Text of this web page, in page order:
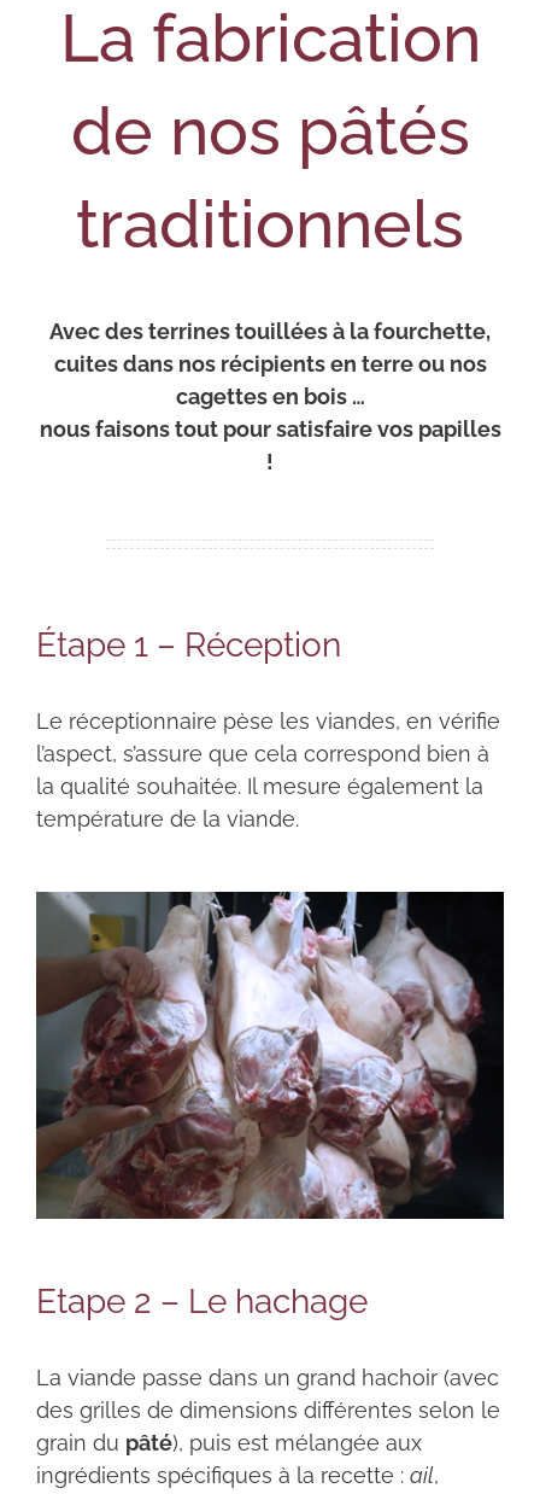
La fabrication
de nos pâtés
traditionnels
Avec des terrines touillées à la fourchette,
cuites dans nos récipients en terre ou nos
cagettes en bois …
nous faisons tout pour satisfaire vos papilles
!
Étape 1 – Réception
Le réceptionnaire pèse les viandes, en vérifie
l’aspect, s’assure que cela correspond bien à
la qualité souhaitée. Il mesure également la
température de la viande.
Etape 2 – Le hachage
La viande passe dans un grand hachoir (avec
des grilles de dimensions différentes selon le
grain du pâté), puis est mélangée aux
ingrédients spécifiques à la recette : ail,